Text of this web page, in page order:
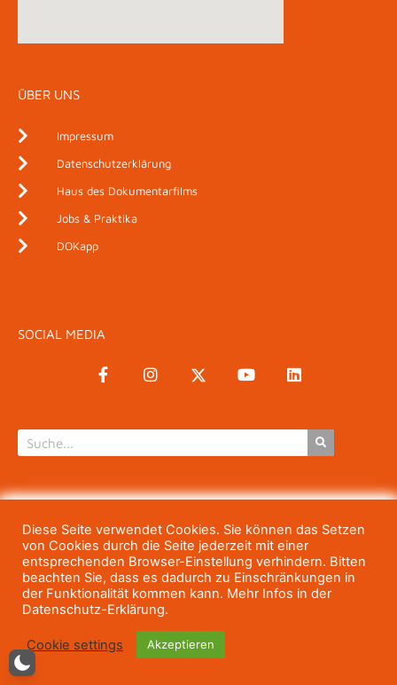
ÜBER UNS
Impressum
Datenschutzerklärung
Haus des Dokumentarfilms
Jobs & Praktika
DOKapp
SOCIAL MEDIA
Vorname
Nachname
Mail-Adresse
Diese Seite verwendet Cookies. Sie können das Setzen
von Cookies durch die Seite jederzeit mit einer
entsprechenden Browser-Einstellung verhindern. Bitten
beachten Sie, dass es dadurch zu Einschränkungen in
der Funktionalität kommen kann. Mehr Infos in der
Datenschutz-Erklärung.
Cookie settings Akzeptieren